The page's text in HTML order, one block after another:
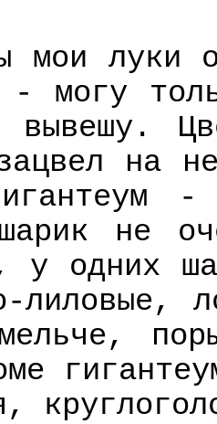
мои луки
- могу
вывешу.
на
не
у одних
лиловые,